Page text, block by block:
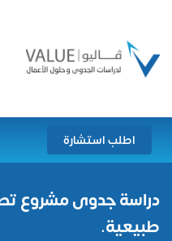
اطلب استشارة
دراسة جدوى مشروع
طبيعية.